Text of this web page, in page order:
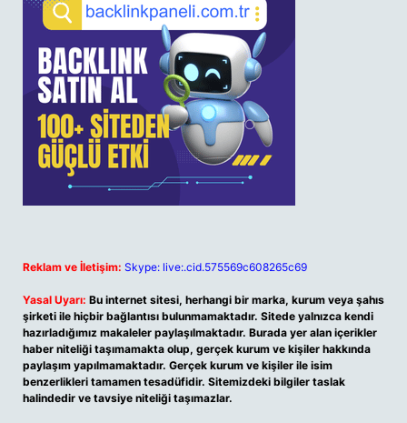
Reklam ve İletişim: Skype: live:.cid.575569c608265c69
Yasal Uyarı: Bu internet sitesi, herhangi bir marka, kurum veya şahıs
şirketi ile hiçbir bağlantısı bulunmamaktadır. Sitede yalnızca kendi
hazırladığımız makaleler paylaşılmaktadır. Burada yer alan içerikler
haber niteliği taşımamakta olup, gerçek kurum ve kişiler hakkında
paylaşım yapılmamaktadır. Gerçek kurum ve kişiler ile isim
benzerlikleri tamamen tesadüfidir. Sitemizdeki bilgiler taslak
halindedir ve tavsiye niteliği taşımazlar.